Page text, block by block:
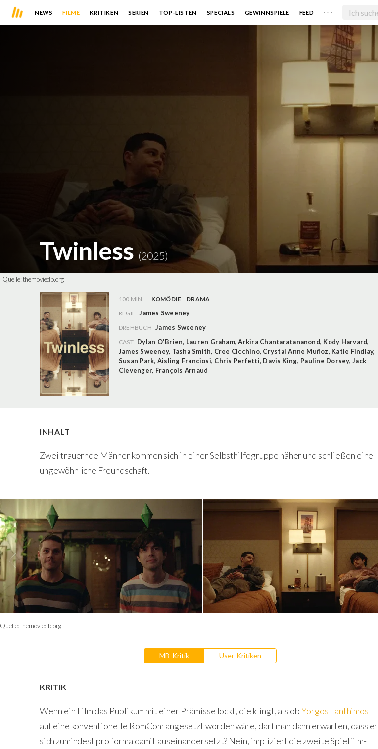
NEWS FILME KRITIKEN SERIEN TOP-LISTEN SPECIALS GEWINNSPIELE FEED . . .
Twinless (2025)
Quelle:themoviedb.org
100 MIN KOMÖDIE
DRAMA
REGIE James Sweeney
DREHBUCH James Sweeney
CAST Dylan O'Brien, Lauren Graham,Arkira Chantaratananond, Kody Harvard,
James Sweeney, Tasha Smith, Cree Cicchino, Crystal Anne Muñoz, Katie Findlay,
Susan Park, Aisling Franciosi, Chris Perfetti, Davis King, Pauline Dorsey,Jack
Clevenger, François Arnaud
INHALT
Zwei trauernde Männer kommen sich in einer Selbsthilfegruppe näher und schließen eine
ungewöhnliche Freundschaft.
Quelle:themoviedb.org
MB-Kritik User-Kritiken
KRITIK
Wenn ein Film das Publikum mit einer Prämisse lockt, die klingt, als obYorgos Lanthimos
auf eine konventionelle RomCom angesetzt worden wäre, darf man dann erwarten, dass er
sich zumindest pro forma damit auseinandersetzt? Nein, impliziert die zweite Spielfilm-